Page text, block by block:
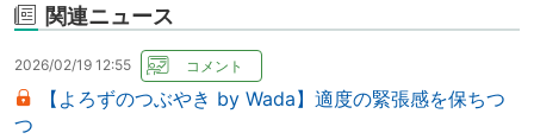
関連ニュース
2026/02/19 12:55
【よろずのつぶやき by Wada】適度の緊張感を保ちつ
つ